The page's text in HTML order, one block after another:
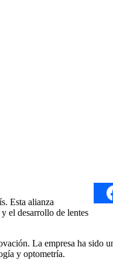
Esta alianza
el desarrollo de lentes
La empresa ha sido
y optometría.